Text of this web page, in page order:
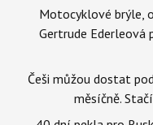
Motocyklové brýle,
Gertrude Ederleová
Češi můžou dostat
měsíčně.